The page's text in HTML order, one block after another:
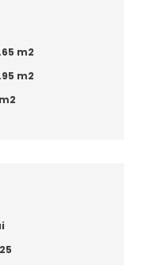
m2
m2